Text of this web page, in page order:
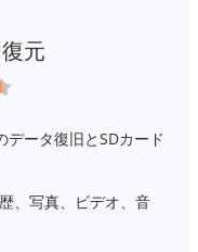
元
ータ復旧とSDカード
、写真、ビデオ、音